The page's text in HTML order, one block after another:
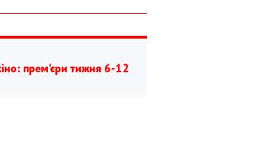
прем'єри тижня 6-12